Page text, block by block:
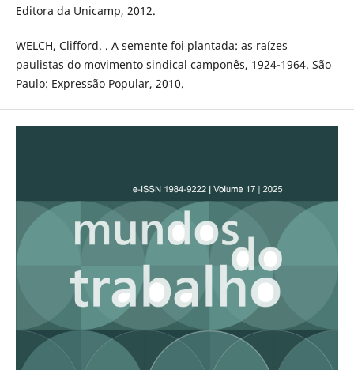
Editora da Unicamp, 2012.
WELCH, Clifford. . A semente foi plantada: as raízes
paulistas do movimento sindical camponês, 1924-1964. São
Paulo: Expressão Popular, 2010.